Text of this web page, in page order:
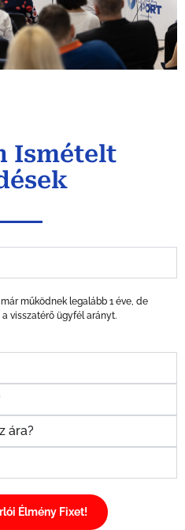
Ismételt
működnek legalább 1 éve, de
visszatérő ügyfél arányt.
ára?
Élmény Fixet!